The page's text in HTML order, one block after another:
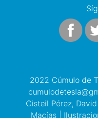
2022 Cúmulo de
Cisteil Pérez,
Macías |